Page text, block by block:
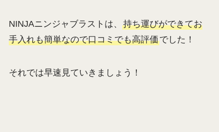
NINJAニンジャブラストは、 持ち運びができてお
手入れも簡単なので口コミでも高評価でした！
それでは早速見ていきましょう！